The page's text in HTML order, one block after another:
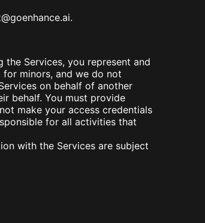
.
the Services, you represent and
minors, and we do not
on behalf of another
behalf. You must provide
make your access credentials
for all activities that
with the Services are subject